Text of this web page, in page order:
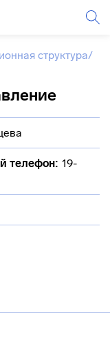
структура/
телефон: 19-